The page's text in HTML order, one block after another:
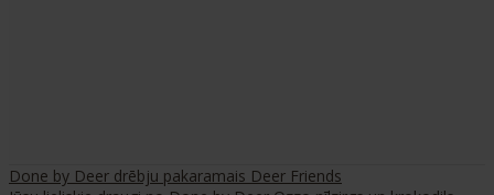
Done by Deer drēbju pakaramais Deer Friends